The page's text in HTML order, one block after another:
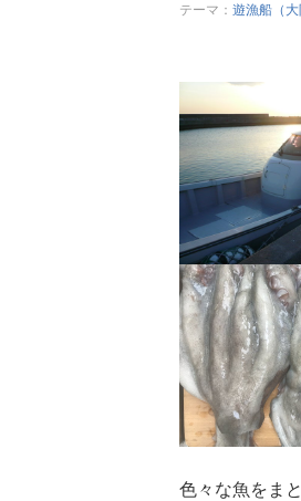
テーマ： 遊漁船（大
色々な魚をま